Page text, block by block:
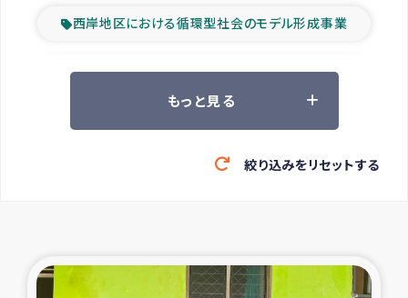
西岸地区における循環型社会のモデル形成事業
ツアー参加者の声
緊急救援の時代
東ティモール豪雨緊急支援
もっと見る
絞り込みをリセットする